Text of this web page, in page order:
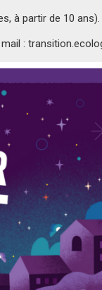
à partir de 10 ans).
: